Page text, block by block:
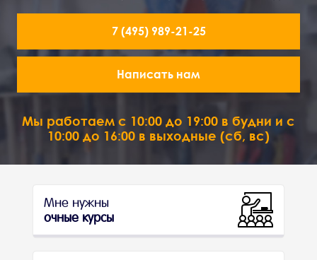
7 (495) 989-21-25
Написать нам
Мы работаем с 10:00 до 19:00 в будни и с
10:00 до 16:00 в выходные (сб, вс)
Мне нужны
очные курсы